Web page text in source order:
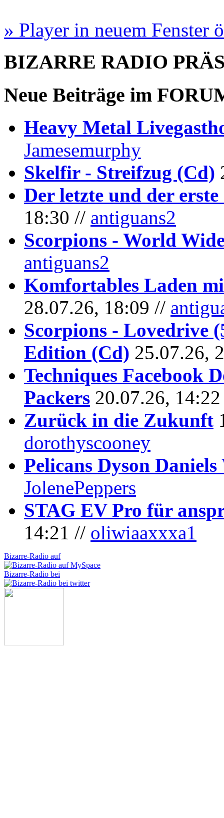
» Player in neuem Fenster
BIZARRE RADIO
Neue Beiträge im
Heavy Metal
Jamesemurphy
Skelfir - Streifzug (Cd)
Der letzte und der erste
18:30 // antiguans2
Scorpions - World
antiguans2
Komfortables Laden
28.07.26, 18:09 //
Scorpions - Lovedrive
Edition (Cd) 25.07.26,
Techniques Facebook
Packers 20.07.26,
Zurück in die Zukunft
dorothyscooney
Pelicans Dyson
JolenePeppers
STAG EV Pro für
14:21 // oliwiaaxxxa1
Bizarre-Radio auf
Bizarre-Radio bei